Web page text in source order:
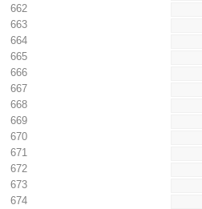
662
663
664
665
666
667
668
669
670
671
672
673
674